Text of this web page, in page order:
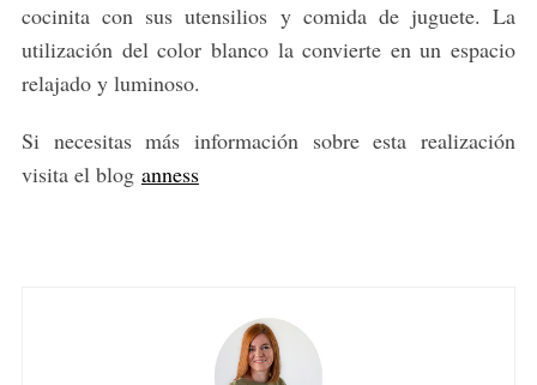
cocinita con sus utensilios y comida de juguete. La
utilización del color blanco la convierte en un espacio
relajado y luminoso.
Si necesitas más información sobre esta realización
visita el blog anness